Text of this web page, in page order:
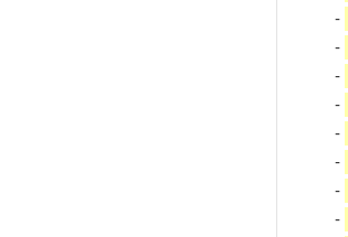
-
-
-
-
-
-
-
-